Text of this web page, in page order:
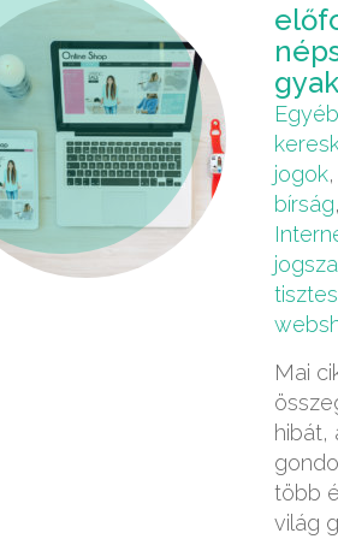
Egyéb
jogok
bírság
Mai
hibát,
több
világ